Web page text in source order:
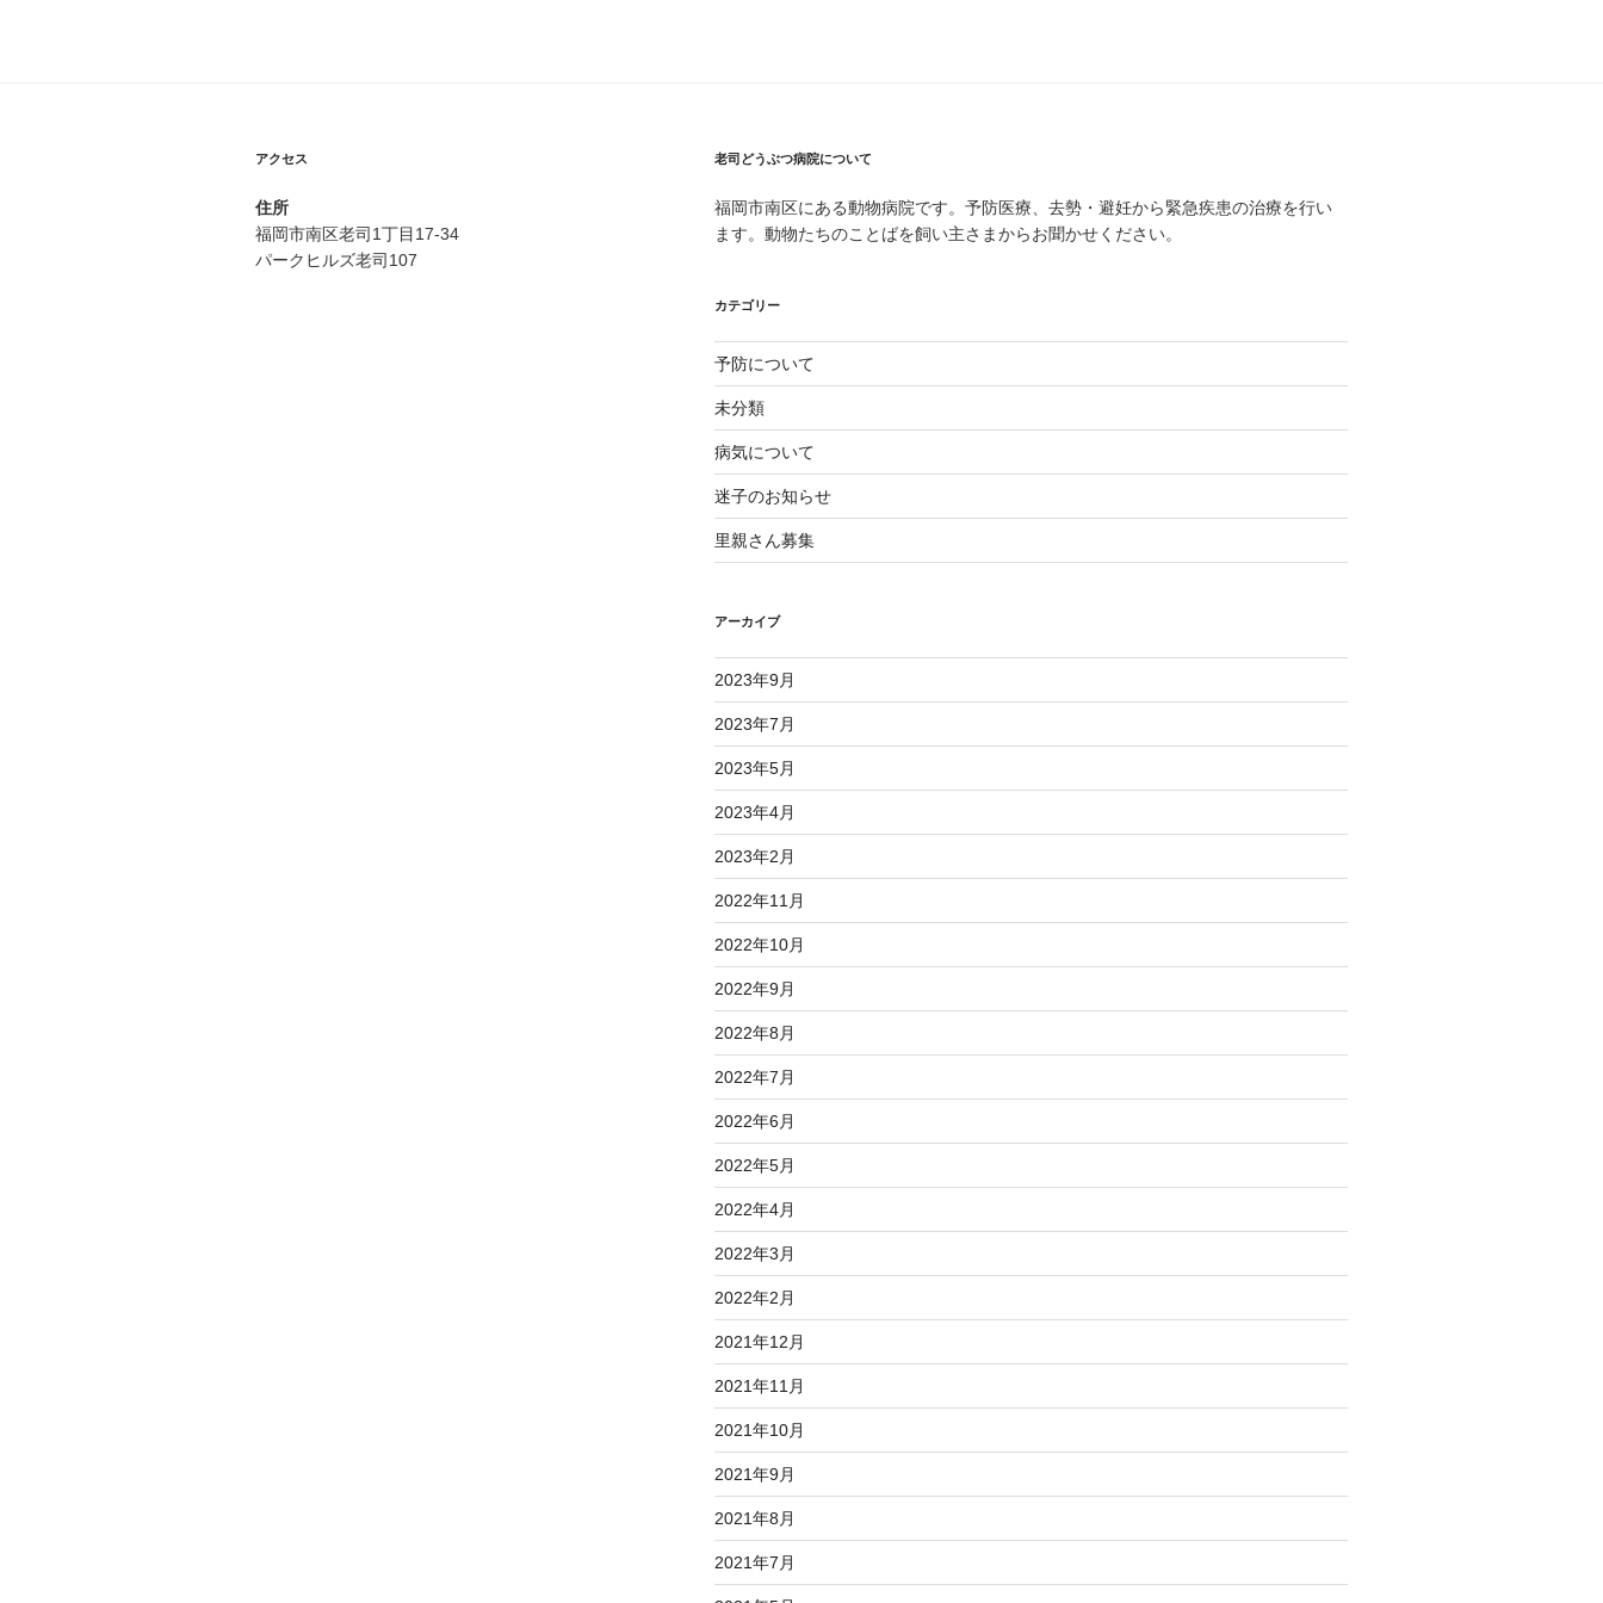
ン
アクセス
住所
福岡市南区老司1丁目17-34
パークヒルズ老司107
老司どうぶつ病院について
福岡市南区にある動物病院です。予防医療、去勢・避妊から緊急疾患の治療を行い
ます。動物たちのことばを飼い主さまからお聞かせください。
カテゴリー
予防について
未分類
病気について
迷子のお知らせ
里親さん募集
アーカイブ
2023年9月
2023年7月
2023年5月
2023年4月
2023年2月
2022年11月
2022年10月
2022年9月
2022年8月
2022年7月
2022年6月
2022年5月
2022年4月
2022年3月
2022年2月
2021年12月
2021年11月
2021年10月
2021年9月
2021年8月
2021年7月